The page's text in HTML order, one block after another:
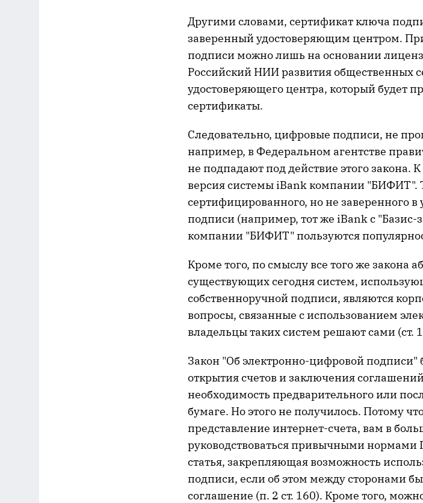
Другими словами, сертификат ключа
заверенный удостоверяющим центром.
подписи можно лишь на основании
Российский НИИ развития общественных
удостоверяющего центра, который будет
сертификаты.
Следовательно, цифровые подписи, не
например, в Федеральном агентстве
не подпадают под действие этого закона.
версия системы iBank компании "БИФИТ".
сертифицированного, но не заверенного
подписи (например, тот же iBank с
компании "БИФИТ" пользуются
Кроме того, по смыслу все того же закона
существующих сегодня систем,
собственноручной подписи, являются
вопросы, связанные с использованием
владельцы таких систем решают сами (ст.
Закон "Об электронно-цифровой подписи"
открытия счетов и заключения
необходимость предварительного или
бумаге. Но этого не получилось. Потому
представление интернет-счета, вам в
руководствоваться привычными нормами
статья, закрепляющая возможность
подписи, если об этом между сторонами
соглашение (п. 2 ст. 160). Кроме того,